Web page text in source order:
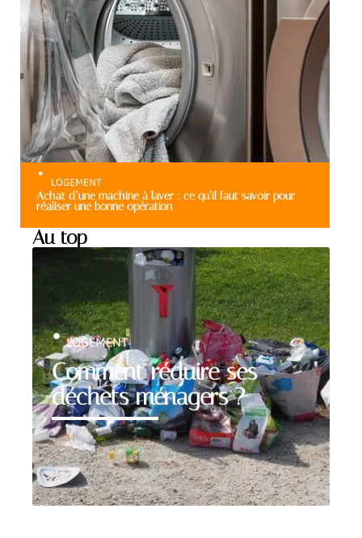
LOGEMENT
Achat d’une machine à laver : ce qu’il faut savoir pour
réaliser une bonne opération
Au top
Comment réduire ses
déchets ménagers ?
LOGEMENT